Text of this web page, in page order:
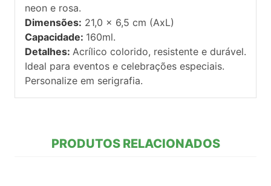
neon e rosa.
Dimensões: 21,0 x 6,5 cm (AxL)
Capacidade: 160ml.
Detalhes: Acrílico colorido, resistente e durável.
Ideal para eventos e celebrações especiais.
Personalize em serigrafia.
PRODUTOS RELACIONADOS